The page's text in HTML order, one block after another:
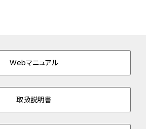
三ツ折れプッシュタイプ
131～188mm
Webマニュアル
取扱説明書